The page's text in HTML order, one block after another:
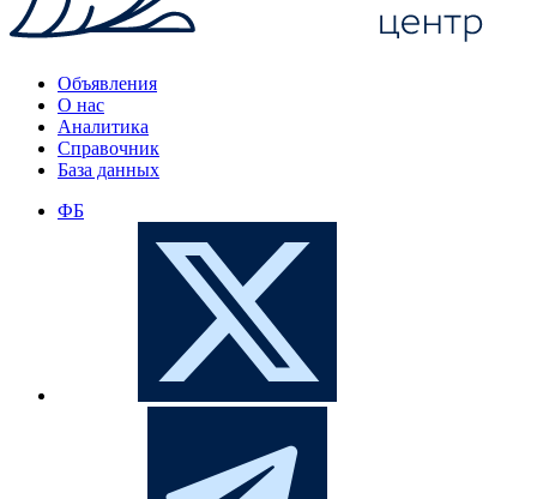
Объявления
О нас
Аналитика
Справочник
База данных
ФБ